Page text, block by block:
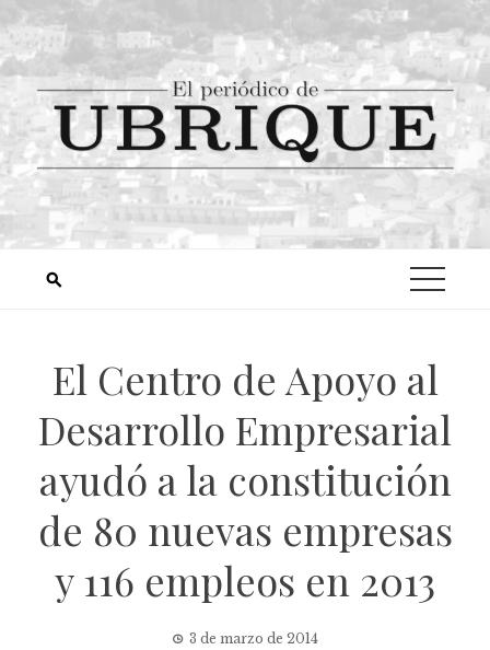
El Centro de Apoyo al
Desarrollo Empresarial
ayudó a la constitución
de 80 nuevas empresas
y 116 empleos en 2013
3 de marzo de 2014